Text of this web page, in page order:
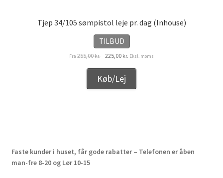
Tjep 34/105 sømpistol leje pr. dag (Inhouse)
TILBUD
Fra 255,00kr. Den
pris
var:
225,00 kr. Den
Eksl. moms
Køb/Lej
Faste kunder i huset, får gode rabatter – Telefonen er åben
man-fre 8-20 og Lør 10-15